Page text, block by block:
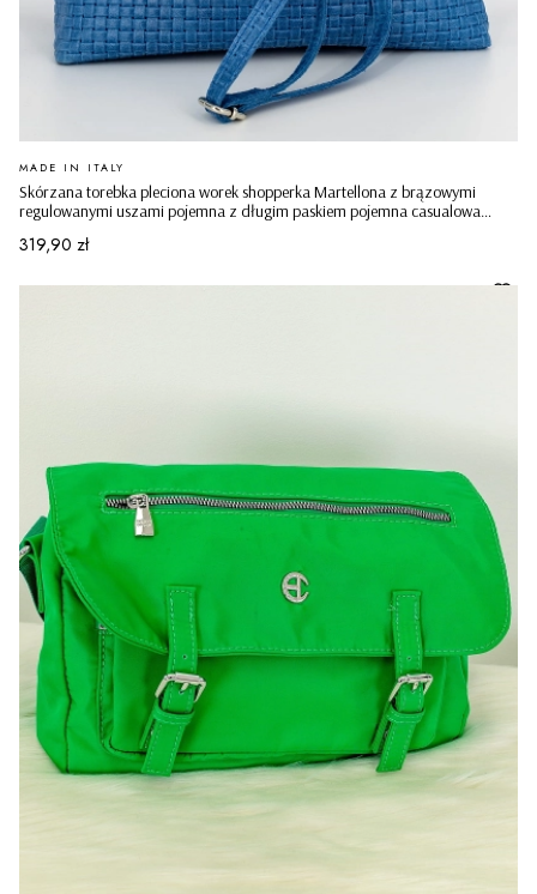
Skórzana torebka pleciona worek shopperka Martellona z brązowymi
regulowanymi uszami pojemna z długim paskiem pojemna casualowa
PRODUCENT
MADE IN ITALY
Cena
319,90 zł